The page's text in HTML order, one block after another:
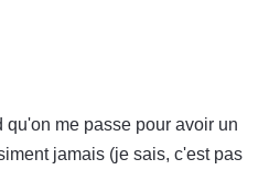
qu'on me passe pour avoir un
jamais (je sais, c'est pas